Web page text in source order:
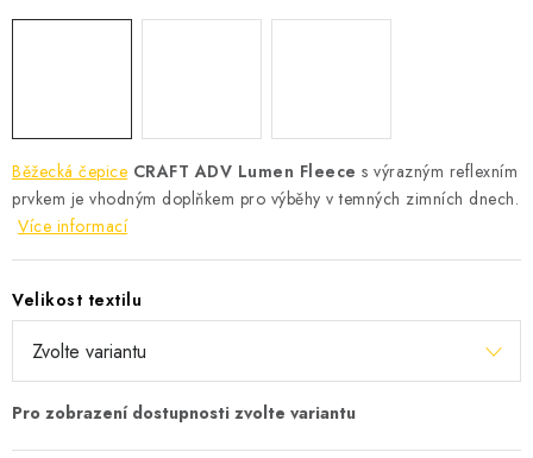
MEGA SLEVY
NOVINKY
NOVINKY MIZUNO
NOVINKY INOV-8
OBLÍBENÉ DROBNOSTI
Běžecká čepice CRAFT ADV Lumen Fleece s výrazným reflexním
prvkem je vhodným doplňkem pro výběhy v temných zimních dnech.
Více informací
Velikost textilu